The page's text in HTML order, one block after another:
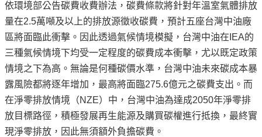
依環境部公告碳費收費辦法，碳費條款將針對年溫室氣體排放
量在2.5萬噸及以上的排放源徵收碳費，預計五座台灣中油廠
區將面臨此衝擊。因此透過氣候情境模擬，台灣中油在IEA的
三種氣候情境下均受一定程度的碳費成本衝擊，尤以既定政策
情境之下為高。無論是何種碳價水準，台灣中油未來碳成本暴
露風險都將逐年增加，最高將面臨275.6億元之碳費支出。而
在淨零排放情境（NZE）中，台灣中油為達成2050年淨零排
放目標路徑，積極發展再生能源及購買碳權進行抵換，最終實
現淨零排放，因此無須額外負擔碳費。